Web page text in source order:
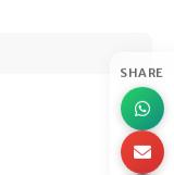
SHARE